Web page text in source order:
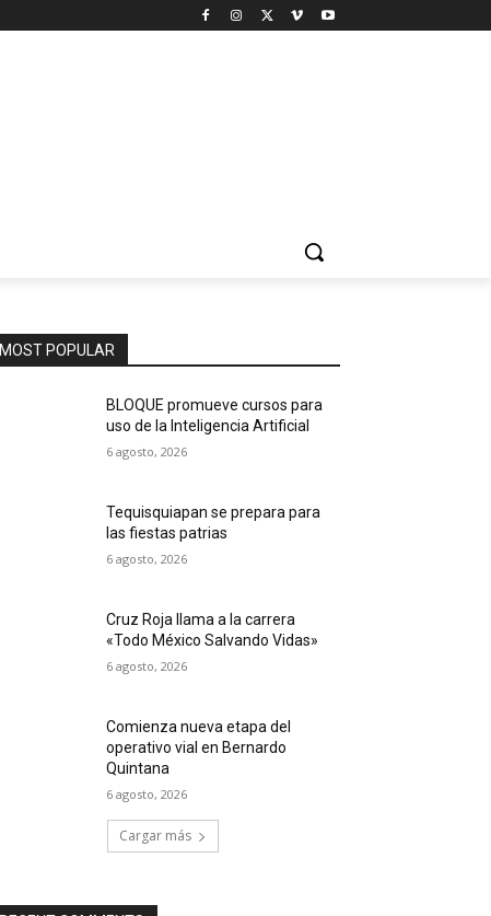
MOST POPULAR
BLOQUE promueve cursos para
uso de la Inteligencia Artificial
6 agosto, 2026
Tequisquiapan se prepara para
las fiestas patrias
6 agosto, 2026
Cruz Roja llama a la carrera
«Todo México Salvando Vidas»
6 agosto, 2026
Comienza nueva etapa del
operativo vial en Bernardo
Quintana
6 agosto, 2026
Cargar más